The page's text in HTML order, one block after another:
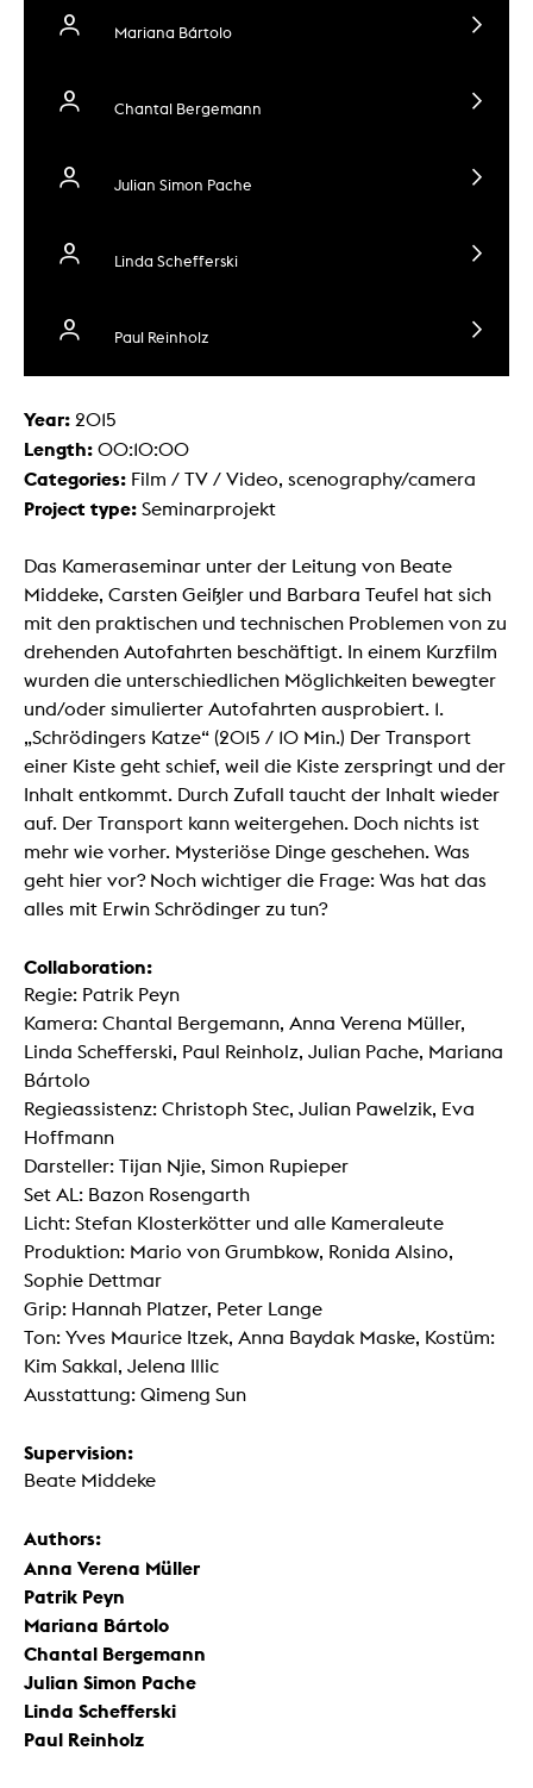
Mariana Bártolo
Chantal Bergemann
Julian Simon Pache
Linda Schefferski
Paul Reinholz
Year: 2015
Length: 00:10:00
Categories: Film / TV / Video, scenography/camera
Project type: Seminarprojekt
Das Kameraseminar unter der Leitung von Beate
Middeke, Carsten Geißler und Barbara Teufel hat sich
mit den praktischen und technischen Problemen von zu
drehenden Autofahrten beschäftigt. In einem Kurzfilm
wurden die unterschiedlichen Möglichkeiten bewegter
und/oder simulierter Autofahrten ausprobiert. 1.
„Schrödingers Katze“ (2015 / 10 Min.) Der Transport
einer Kiste geht schief, weil die Kiste zerspringt und der
Inhalt entkommt. Durch Zufall taucht der Inhalt wieder
auf. Der Transport kann weitergehen. Doch nichts ist
mehr wie vorher. Mysteriöse Dinge geschehen. Was
geht hier vor? Noch wichtiger die Frage: Was hat das
alles mit Erwin Schrödinger zu tun?
Collaboration:
Regie: Patrik Peyn
Kamera: Chantal Bergemann, Anna Verena Müller,
Linda Schefferski, Paul Reinholz, Julian Pache, Mariana
Bártolo
Regieassistenz: Christoph Stec, Julian Pawelzik, Eva
Hoffmann
Darsteller: Tijan Njie, Simon Rupieper
Set AL: Bazon Rosengarth
Licht: Stefan Klosterkötter und alle Kameraleute
Produktion: Mario von Grumbkow, Ronida Alsino,
Sophie Dettmar
Grip: Hannah Platzer, Peter Lange
Ton: Yves Maurice Itzek, Anna Baydak Maske, Kostüm:
Kim Sakkal, Jelena Illic
Ausstattung: Qimeng Sun
Supervision:
Beate Middeke
Authors:
Anna Verena Müller
Patrik Peyn
Mariana Bártolo
Chantal Bergemann
Julian Simon Pache
Linda Schefferski
Paul Reinholz